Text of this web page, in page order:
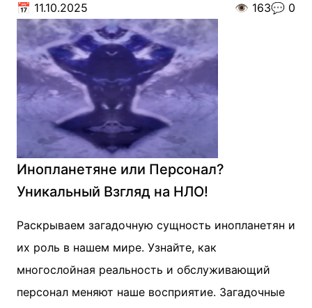
📅 11.10.2025 👁️ 163💬 0
Инопланетяне или Персонал?
Уникальный Взгляд на НЛО!
Раскрываем загадочную сущность инопланетян и
их роль в нашем мире. Узнайте, как
многослойная реальность и обслуживающий
персонал меняют наше восприятие. Загадочные